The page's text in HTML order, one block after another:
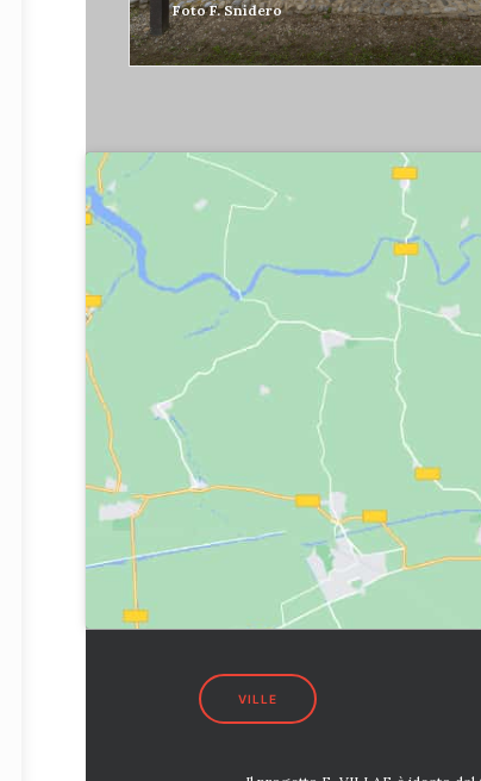
Foto F. Snidero
VILLE